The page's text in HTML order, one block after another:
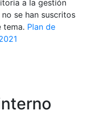
a la gestión
se han suscritos
tema. Plan de